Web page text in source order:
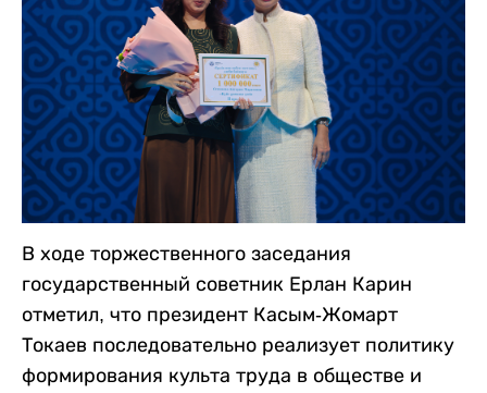
В ходе торжественного заседания
государственный советник Ерлан Карин
отметил, что президент Касым-Жомарт
Токаев последовательно реализует политику
формирования культа труда в обществе и